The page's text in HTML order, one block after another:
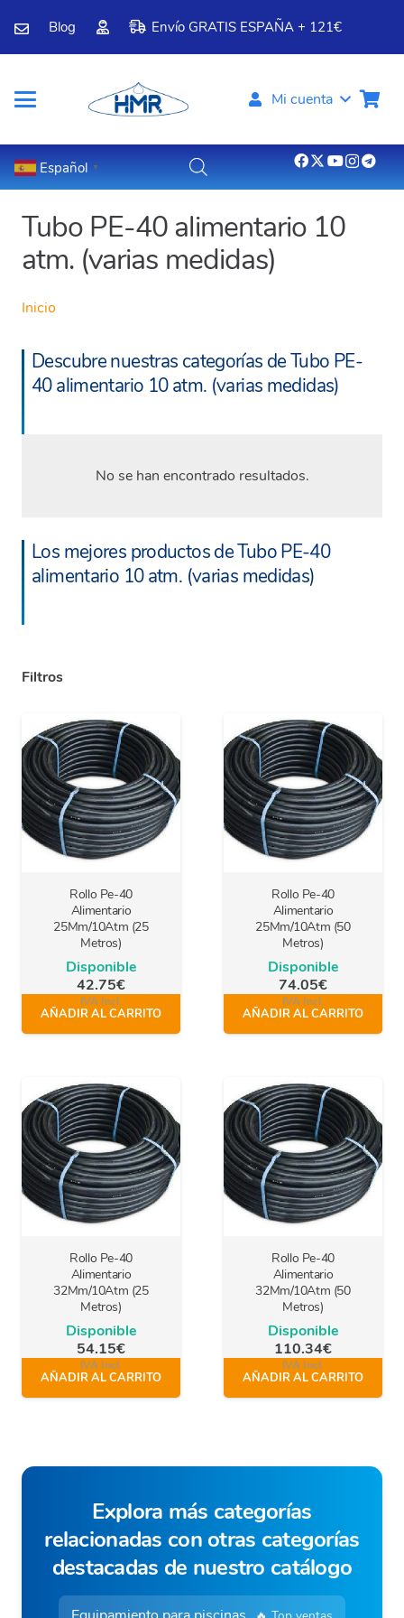
Blog Envío GRATIS ESPAÑA + 121€
Mi cuenta
Español ▼
Tubo PE-40 alimentario 10
atm. (varias medidas)
Inicio
Descubre nuestras categorías de Tubo PE-
40 alimentario 10 atm. (varias medidas)
No se han encontrado resultados.
Los mejores productos de Tubo PE-40
alimentario 10 atm. (varias medidas)
Filtros
Rollo Pe-40
Alimentario
25Mm/10Atm (25
Metros)
Disponible
42.75€
IVA Incl.
AÑADIR AL CARRITO
Rollo Pe-40
Alimentario
25Mm/10Atm (50
Metros)
Disponible
74.05€
IVA Incl.
AÑADIR AL CARRITO
Rollo Pe-40
Alimentario
32Mm/10Atm (25
Metros)
Disponible
54.15€
IVA Incl.
AÑADIR AL CARRITO
Rollo Pe-40
Alimentario
32Mm/10Atm (50
Metros)
Disponible
110.34€
IVA Incl.
AÑADIR AL CARRITO
Explora más categorías
relacionadas con otras categorías
destacadas de nuestro catálogo